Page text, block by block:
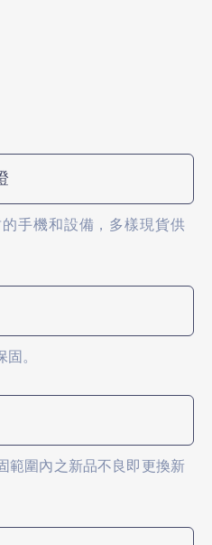
手機和設備，多樣現貨供
。
範圍內之新品不良即更換新